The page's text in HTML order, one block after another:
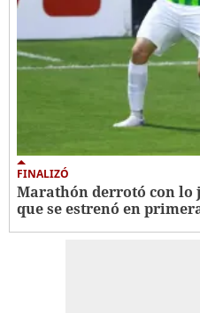
FINALIZÓ
Marathón derrotó con lo
que se estrenó en